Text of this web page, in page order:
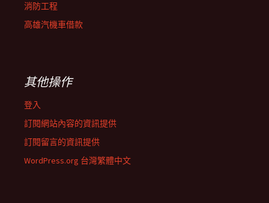
消防工程
高雄汽機車借款
其他操作
登入
訂閱網站內容的資訊提供
訂閱留言的資訊提供
WordPress.org 台灣繁體中文